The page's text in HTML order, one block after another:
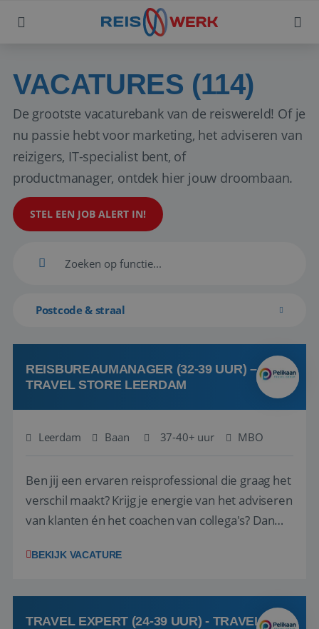
VACATURES (114)
De grootste vacaturebank van de reiswereld! Of je
nu passie hebt voor marketing, het adviseren van
reizigers, IT-specialist bent, of
productmanager, ontdek hier jouw droombaan.
STEL EEN JOB ALERT IN!
Postcode & straal
REISBUREAUMANAGER (32-39 UUR) –
TRAVEL STORE LEERDAM
Leerdam Baan 37-40+ uur MBO
Ben jij een ervaren reisprofessional die graag het
verschil maakt? Krijg je energie van het adviseren
van klanten én het coachen van collega's? Dan
(onderdeel van Pelikaan Travel Group) zoeken
team het reisbureau verder...
BEKIJK VACATURE
TRAVEL EXPERT (24-39 UUR) - TRAVEL